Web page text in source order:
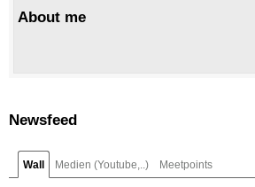
About me
Newsfeed
Wall Medien (Youtube,..) Meetpoints